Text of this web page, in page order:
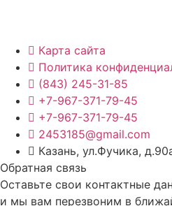
Карта сайта
Политика
(843) 245-31-85
+7-967-371-79-45
+7-967-371-79-45
2453185@gmail.com
Казань, ул.Фучика,
Обратная связь
Оставьте свои контактные
и мы вам перезвоним в